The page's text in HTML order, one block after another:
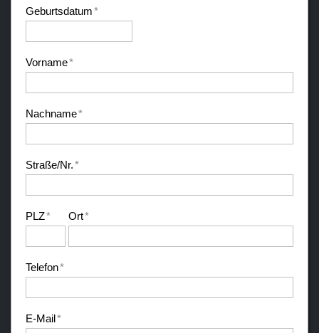
Geburtsdatum*
Vorname*
Nachname*
Straße/Nr.*
PLZ* Ort*
Telefon*
E-Mail *